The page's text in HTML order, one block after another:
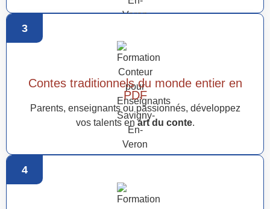
3
Contes traditionnels du monde entier en
PDF
Parents, enseignants ou passionnés, développez
vos talents enart du conte.
4